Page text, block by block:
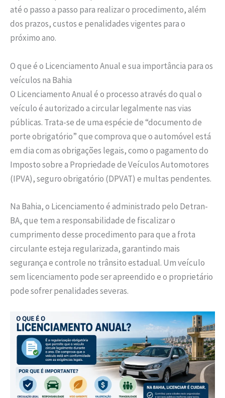
até o passo a passo para realizar o procedimento, além
dos prazos, custos e penalidades vigentes para o
próximo ano.
O que é o Licenciamento Anual e sua importância para os
veículos na Bahia
O Licenciamento Anual é o processo através do qual o
veículo é autorizado a circular legalmente nas vias
públicas. Trata-se de uma espécie de “documento de
porte obrigatório” que comprova que o automóvel está
em dia com as obrigações legais, como o pagamento do
Imposto sobre a Propriedade de Veículos Automotores
(IPVA), seguro obrigatório (DPVAT) e multas pendentes.
Na Bahia, o Licenciamento é administrado pelo Detran-
BA, que tem a responsabilidade de fiscalizar o
cumprimento desse procedimento para que a frota
circulante esteja regularizada, garantindo mais
segurança e controle no trânsito estadual. Um veículo
sem licenciamento pode ser apreendido e o proprietário
pode sofrer penalidades severas.